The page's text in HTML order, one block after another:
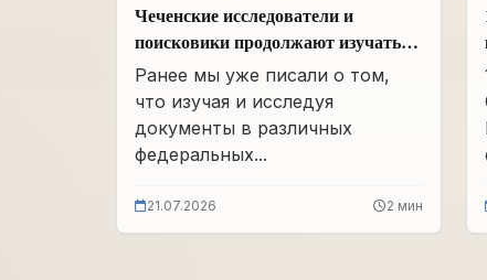
Чеченские исследователи и
поисковики продолжают изучать
фонды бывшего партархива СССР
Ранее мы уже писали о том,
что изучая и исследуя
документы в различных
федеральных...
21.07.2026 2 мин